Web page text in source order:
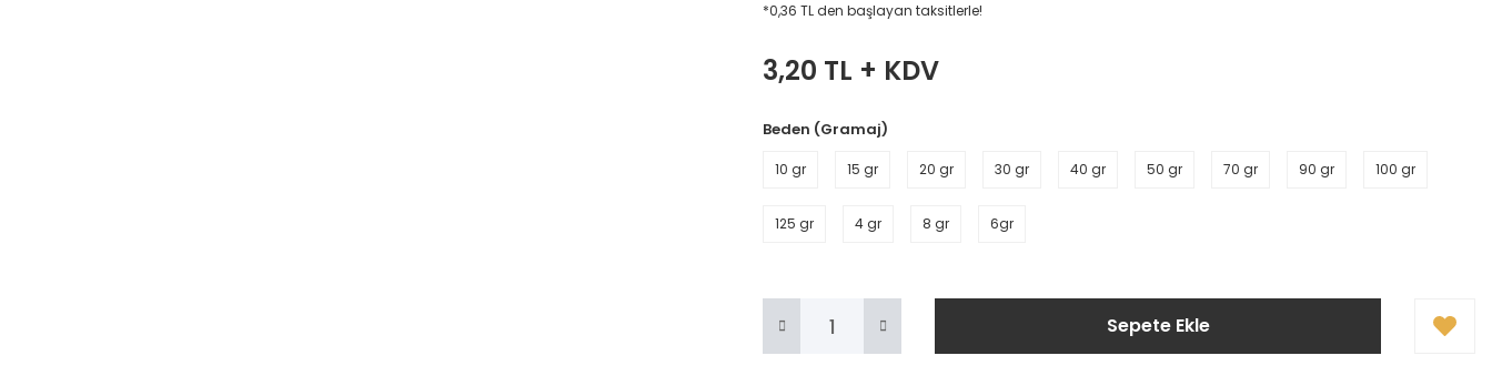
*0,36 TL den başlayan taksitlerle!
3,20 TL + KDV
Beden (Gramaj)
10 gr 15 gr 20 gr 30 gr 40 gr 50 gr 70 gr 90 gr 100 gr
125 gr 4 gr 8 gr 6gr
Sepete Ekle